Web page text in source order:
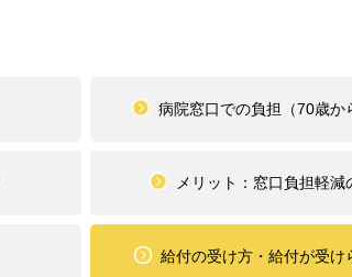
病院窓口での負担（70歳か
メリット：窓口負担軽減
給付の受け方・給付が受け